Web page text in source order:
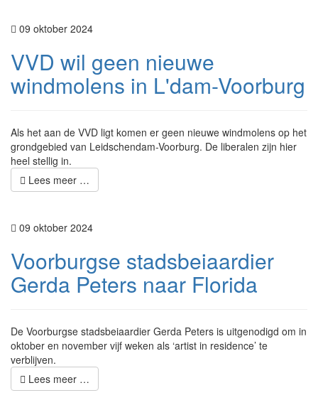
09 oktober 2024
VVD wil geen nieuwe
windmolens in L'dam-Voorburg
Als het aan de VVD ligt komen er geen nieuwe windmolens op het
grondgebied van Leidschendam-Voorburg. De liberalen zijn hier
heel stellig in.
Lees meer …
09 oktober 2024
Voorburgse stadsbeiaardier
Gerda Peters naar Florida
De Voorburgse stadsbeiaardier Gerda Peters is uitgenodigd om in
oktober en november vijf weken als ‘artist in residence’ te
verblijven.
Lees meer …